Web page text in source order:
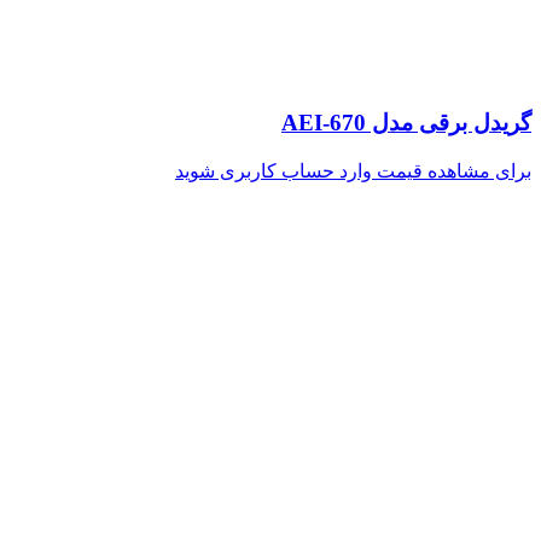
گریدل برقی مدل AEI-670
برای مشاهده قیمت وارد حساب کاربری شوید